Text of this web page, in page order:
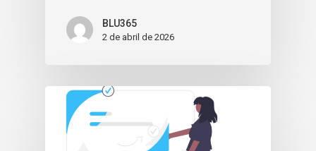
BLU365
2 de abril de 2026